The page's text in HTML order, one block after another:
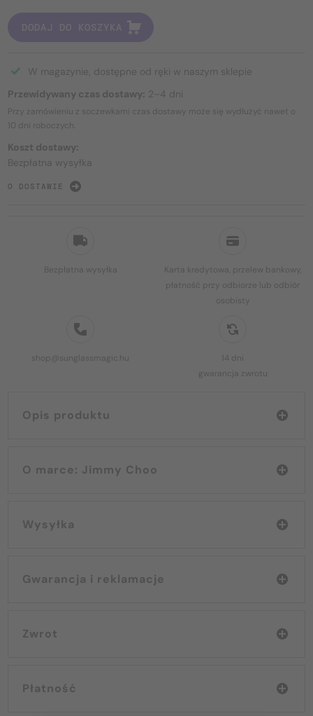
Bezpłatna wysyłka
Karta kredytowa, przelew bankowy,
płatność przy odbiorze lub odbiór
osobisty
shop@sunglassmagic.hu
14 dni
gwarancja zwrotu
Opis produktu
O marce: Jimmy Choo
Wysyłka
Gwarancja i reklamacje
Zwrot
Płatność
DODAJ DO KOSZYKA
W magazynie, dostępne od ręki w naszym sklepie
Przewidywany czas dostawy: 2–4 dni
Przy zamówieniu z soczewkami czas dostawy może się wydłużyć nawet o
10 dni roboczych.
Koszt dostawy:
Bezpłatna wysyłka
O DOSTAWIE